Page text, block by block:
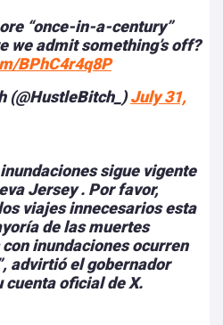
“once-in-a-century”
we admit something’s off?
BPhC4r4q8P
(@HustleBitch_)July 31,
sigue vigente
Jersey . Por favor,
viajes innecesarios esta
de las muertes
inundaciones ocurren
advirtió el gobernador
cuenta oficial de X.